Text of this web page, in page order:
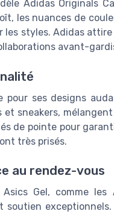
Adidas Originals
les nuances de
styles. Adidas
avant-
pour ses designs
et sneakers,
de pointe pour
très prisés.
au rendez-vous
Gel, comme
soutien